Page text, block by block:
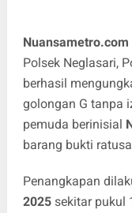
Nuansametro.com
Polsek Neglasari,
berhasil
golongan G tanpa
pemuda berinisial
barang bukti
Penangkapan
2025sekitar pukul